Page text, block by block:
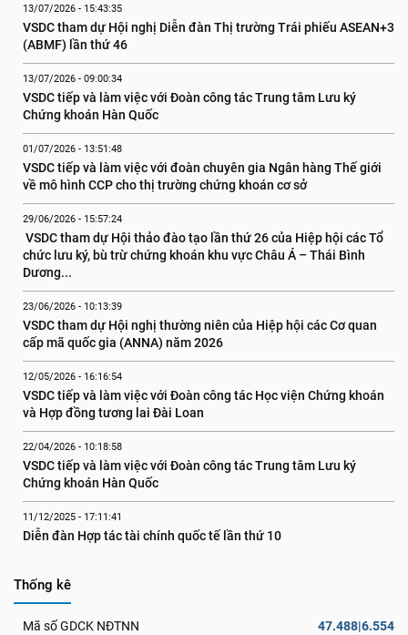
13/07/2026 - 15:43:35
VSDC tham dự Hội nghị Diễn đàn Thị trường Trái phiếu ASEAN+3
(ABMF) lần thứ 46
13/07/2026 - 09:00:34
VSDC tiếp và làm việc với Đoàn công tác Trung tâm Lưu ký
Chứng khoán Hàn Quốc
01/07/2026 - 13:51:48
VSDC tiếp và làm việc với đoàn chuyên gia Ngân hàng Thế giới
về mô hình CCP cho thị trường chứng khoán cơ sở
29/06/2026 - 15:57:24
VSDC tham dự Hội thảo đào tạo lần thứ 26 của Hiệp hội các Tổ
chức lưu ký, bù trừ chứng khoán khu vực Châu Á – Thái Bình
Dương...
23/06/2026 - 10:13:39
VSDC tham dự Hội nghị thường niên của Hiệp hội các Cơ quan
cấp mã quốc gia (ANNA) năm 2026
12/05/2026 - 16:16:54
VSDC tiếp và làm việc với Đoàn công tác Học viện Chứng khoán
và Hợp đồng tương lai Đài Loan
22/04/2026 - 10:18:58
VSDC tiếp và làm việc với Đoàn công tác Trung tâm Lưu ký
Chứng khoán Hàn Quốc
11/12/2025 - 17:11:41
Diễn đàn Hợp tác tài chính quốc tế lần thứ 10
Thống kê
Mã số GDCK NĐTNN 47.488|6.554